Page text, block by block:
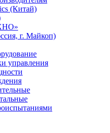
(Китай)
г. Майкоп)
управления